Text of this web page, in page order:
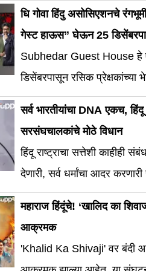
धि गोवा हिंदु असोसिएशनचे
गेस्ट हाऊस” घेऊन 25
Subhedar Guest House हे
डिसेंबरपासून रसिक प्रेक्षकांच्या
सर्व भारतीयांचा DNA एकच, हिंदू
सरसंघचालकांचे मोठे विधान
हिंदू राष्ट्राचा सत्तेशी काहीही
देणारी, सर्व धर्मांचा आदर
महाराज हिंदूंचे! ‘खालिद का
आक्रमक
'Khalid Ka Shivaji' वर बंदी आणावी. अशी मागणी करत हिंदू संघटना